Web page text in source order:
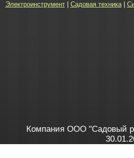
Электроинструмент| Садовая техника|
Компания ООО "Садовый